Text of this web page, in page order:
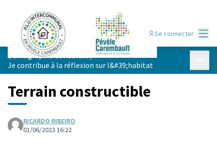
Se connecter
Démographie et habitat/
Je contribue à la réflexion sur l&#39;habitat
Terrain constructible
RICARDO RIBEIRO
01/06/2023 16:22